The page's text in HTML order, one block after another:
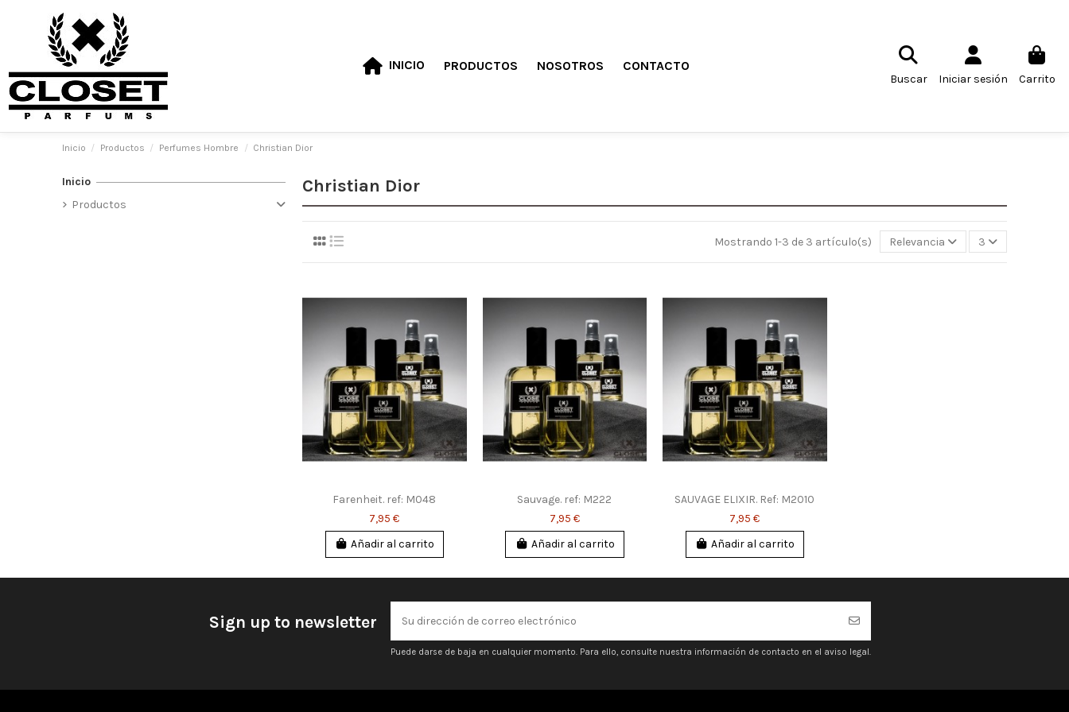
INICIO PRODUCTOS NOSOTROS CONTACTO
Buscar Iniciar sesión Carrito
Inicio Productos Perfumes Hombre Christian Dior
Christian Dior
Mostrando 1-3 de 3 artículo(s) Relevancia 3
Farenheit. ref: M048
7,95 €
Añadir al carrito
Sauvage. ref: M222
7,95 €
Añadir al carrito
SAUVAGE ELIXIR. Ref: M2010
7,95 €
Añadir al carrito
Inicio
Productos
Sign up to newsletter
Puede darse de baja en cualquier momento. Para ello, consulte nuestra información de contacto en el aviso legal.